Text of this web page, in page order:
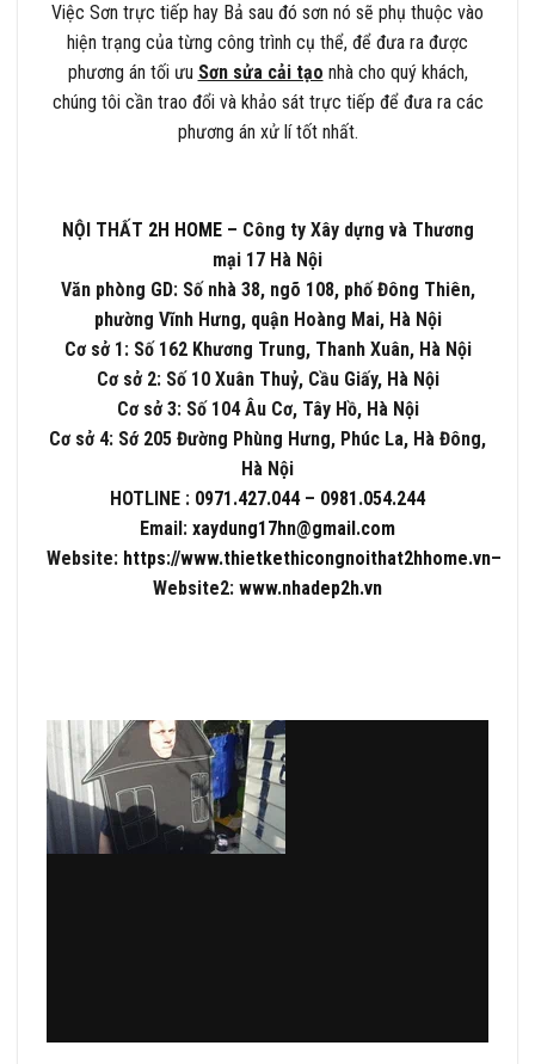
Việc Sơn trực tiếp hay Bả sau đó sơn nó sẽ phụ thuộc vào
hiện trạng của từng công trình cụ thể, để đưa ra được
phương án tối ưu Sơn sửa cải tạo nhà cho quý khách,
chúng tôi cần trao đổi và khảo sát trực tiếp để đưa ra các
phương án xử lí tốt nhất.
NỘI THẤT 2H HOME– Công ty Xây dựng và Thương
mại 17 Hà Nội
Văn phòng GD: Số nhà 38, ngõ 108, phố Đông Thiên,
phường Vĩnh Hưng, quận Hoàng Mai, Hà Nội
Cơ sở 1: Số 162 Khương Trung, Thanh Xuân, Hà Nội
Cơ sở 2: Số 10 Xuân Thuỷ, Cầu Giấy, Hà Nội
Cơ sở 3: Số 104 Âu Cơ, Tây Hồ, Hà Nội
Cơ sở 4: Sớ 205 Đường Phùng Hưng, Phúc La, Hà Đông,
Hà Nội
HOTLINE : 0971.427.044– 0981.054.244
Email: xaydung17hn@gmail.com
Website: https://www.thietkethicongnoithat2hhome.vn–
Website2: www.nhadep2h.vn